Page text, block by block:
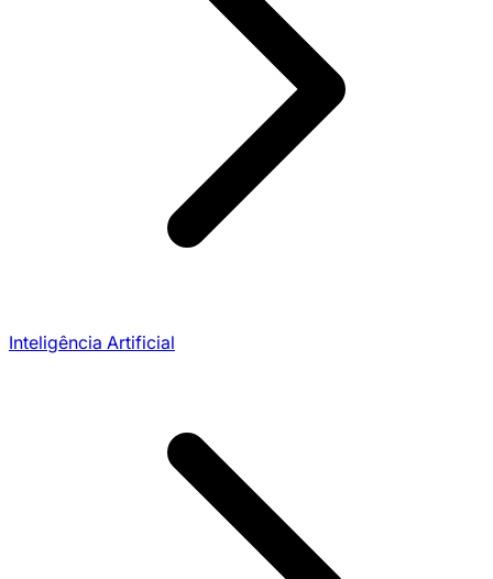
Inteligência Artificial